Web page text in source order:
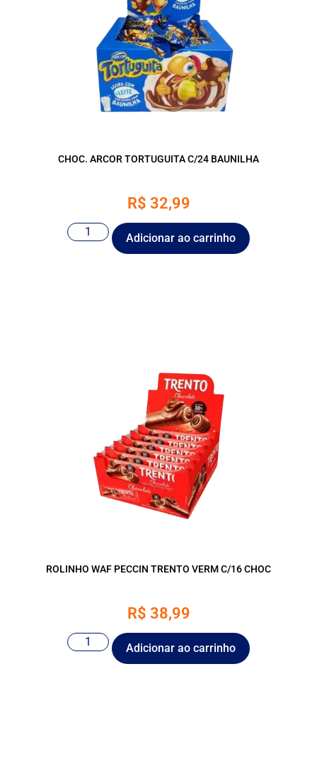
CHOC. ARCOR TORTUGUITA C/24 BAUNILHA
R$ 32,99
Adicionar ao carrinho
ROLINHO WAF PECCIN TRENTO VERM C/16 CHOC
R$ 38,99
Adicionar ao carrinho